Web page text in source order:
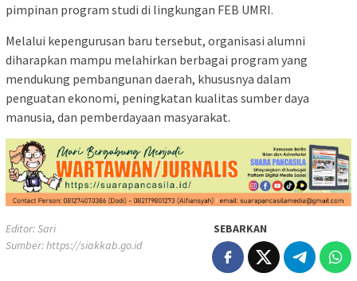
pimpinan program studi di lingkungan FEB UMRI.
Melalui kepengurusan baru tersebut, organisasi alumni
diharapkan mampu melahirkan berbagai program yang
mendukung pembangunan daerah, khususnya dalam
penguatan ekonomi, peningkatan kualitas sumber daya
manusia, dan pemberdayaan masyarakat.
Editor: Sari
Sumber:https://siakkab.go.id
SEBARKAN